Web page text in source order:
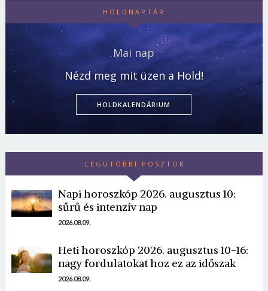
HOLDNAPTÁR
Mai nap
Nézd meg mit üzen a Hold!
HOLDKALENDÁRIUM
LEGUTÓBBI POSZTOK
Napi horoszkóp 2026. augusztus 10:
sűrű és intenzív nap
2026.08.09.
Heti horoszkóp 2026. augusztus 10-16:
nagy fordulatokat hoz ez az időszak
2026.08.09.
Borsonline bejelentkezés
E-mail cím vagy felhasználónév